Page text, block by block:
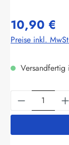
10,90 €
Preise inkl.
Versandfertig
Produkt